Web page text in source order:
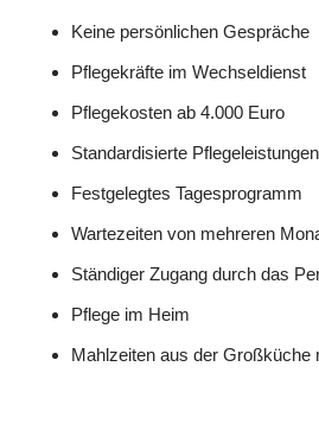
Keine persönlichen Gespräche
Pflegekräfte im Wechseldienst
Pflegekosten ab 4.000 Euro
Standardisierte Pflegeleistungen
Festgelegtes Tagesprogramm
Wartezeiten von mehreren
Ständiger Zugang durch das
Pflege im Heim
Mahlzeiten aus der Großküche